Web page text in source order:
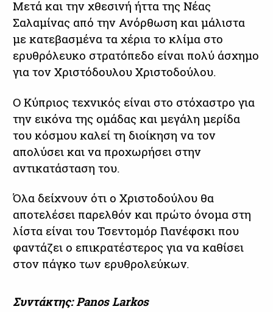
Μετά και την χθεσινή ήττα της Νέας
Σαλαμίνας από την Ανόρθωση και μάλιστα
με κατεβασμένα τα χέρια το κλίμα στο
ερυθρόλευκο στρατόπεδο είναι πολύ άσχημο
για τον Χριστόδουλου Χριστοδούλου.
Ο Κύπριος τεχνικός είναι στο στόχαστρο για
την εικόνα της ομάδας και μεγάλη μερίδα
του κόσμου καλεί τη διοίκηση να τον
απολύσει και να προχωρήσει στην
αντικατάσταση του.
Όλα δείχνουν ότι ο Χριστοδούλου θα
αποτελέσει παρελθόν και πρώτο όνομα στη
λίστα είναι του Τσεντομόρ Γιανέφσκι που
φαντάζει ο επικρατέστερος για να καθίσει
στον πάγκο των ερυθρολεύκων.
Συντάκτης: Panos Larkos